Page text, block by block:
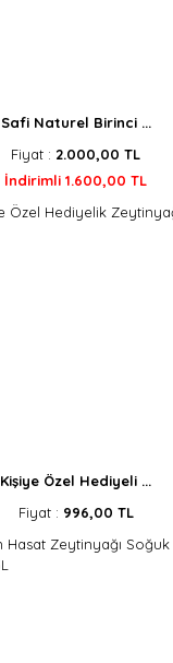
Safi Naturel Birinci ...
Fiyat : 2.000,00 TL
İndirimli 1.600,00 TL
Kişiye Özel Hediyeli ...
Fiyat : 996,00 TL